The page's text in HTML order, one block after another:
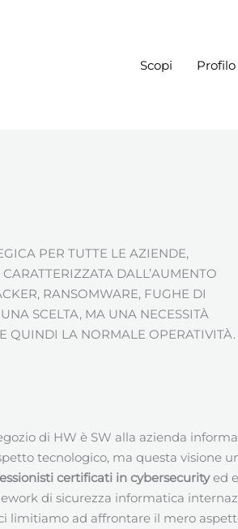
Scopi Profilo
PER TUTTE LE AZIENDE,
DALL’AUMENTO
RANSOMWARE, FUGHE DI
SCELTA, MA UNA NECESSITÀ
QUINDI LA NORMALE OPERATIVITÀ.
di HW è SW alla azienda
tecnologico, ma questa visione
certificati in cybersecurityed
di sicurezza informatica
ad affrontare il mero